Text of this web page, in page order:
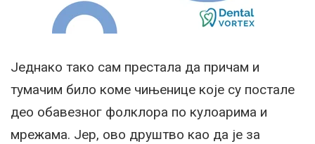
Једнако тако сам престала да причам и
тумачим било коме чињенице које су постале
део обавезног фолклора по кулоарима и
мрежама. Јер, ово друштво као да је за